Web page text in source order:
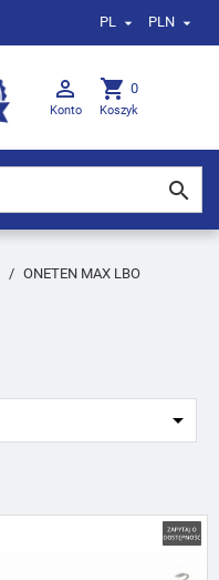
PL  PLN 

Konto
shopping_cart 0
Koszyk

ONETEN MAX LBO
